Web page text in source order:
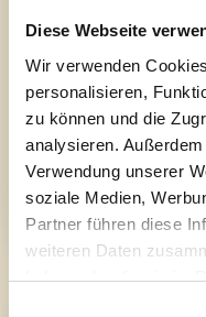
Diese Webseite
Wir verwenden
personalisieren,
zu können und die
analysieren.
Verwendung unserer
soziale Medien,
Partner führen diese
weiteren Daten
haben oder die sie im
SOUSCHEF (M/W/
55.000 EURO
Ab sofort
MEHR